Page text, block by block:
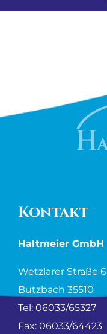
Kontakt
Haltmeier GmbH
Wetzlarer Straße 6
Butzbach 35510
Tel:06033/65327
Fax: 06033/64423